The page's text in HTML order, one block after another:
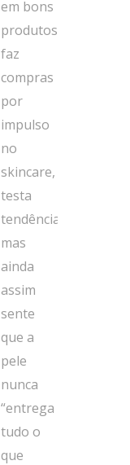
em bons
produtos,
faz
compras
por
impulso
no
skincare,
testa
tendências,
mas
ainda
assim
sente
que a
pele
nunca
“entrega
tudo o
que